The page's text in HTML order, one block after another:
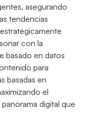
asegurando
tendencias
con la
basado en datos
para
basadas en
el
digital que